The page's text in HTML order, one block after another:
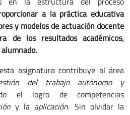
a la práctica educativa
y modelos de actuación docente
de los resultados académicos,
asignatura contribuye al área
del trabajo autónomo y
el logro de competencias
y la aplicación. Sin olvidar la